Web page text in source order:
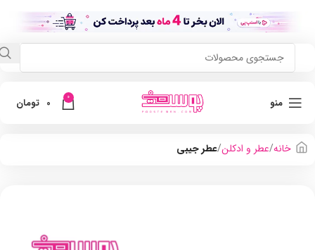
منو 0
0 تومان
خانه عطر و ادکلن عطر جیبی